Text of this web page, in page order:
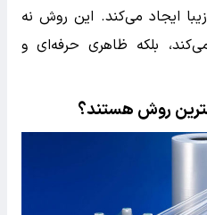
ایجاد می‌کند. این روش نه
بلکه ظاهری حرفه‌ای و
روش هستند؟